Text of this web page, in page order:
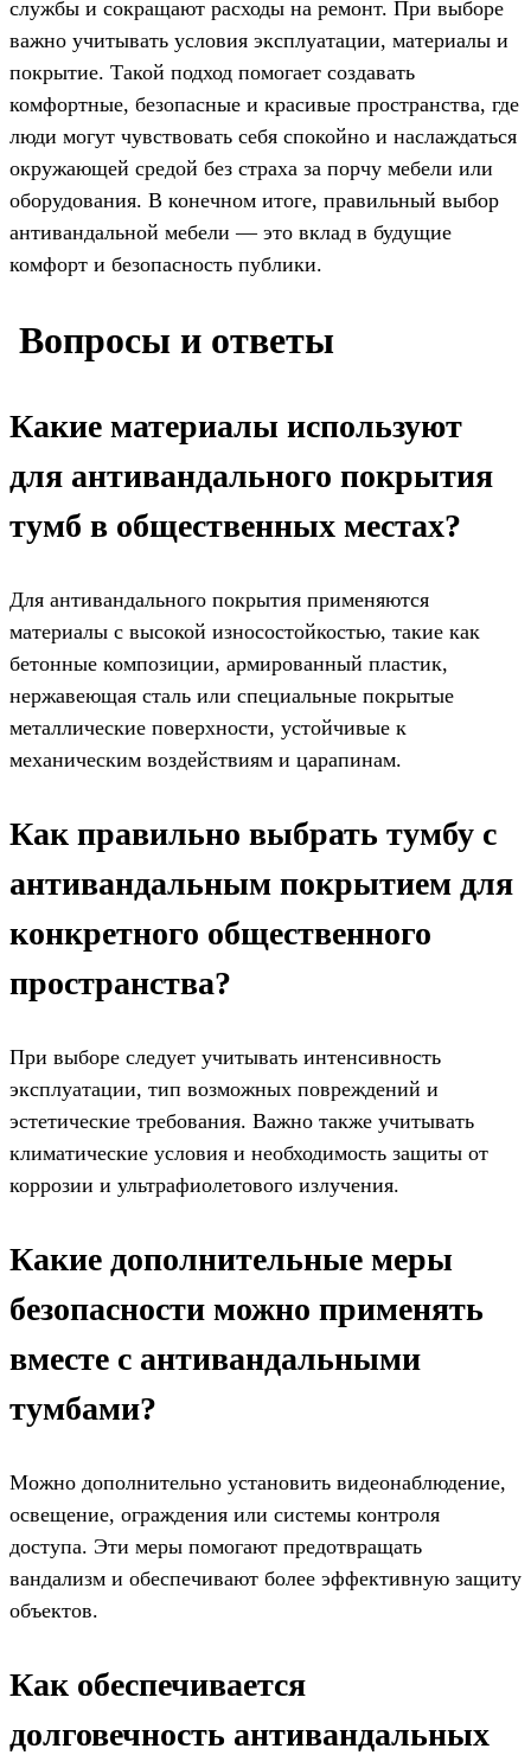
службы и сокращают расходы на ремонт. При выборе
важно учитывать условия эксплуатации, материалы и
покрытие. Такой подход помогает создавать
комфортные, безопасные и красивые пространства, где
люди могут чувствовать себя спокойно и наслаждаться
окружающей средой без страха за порчу мебели или
оборудования. В конечном итоге, правильный выбор
антивандальной мебели — это вклад в будущие
комфорт и безопасность публики.
️ Вопросы и ответы
Какие материалы используют
для антивандального покрытия
тумб в общественных местах?
Для антивандального покрытия применяются
материалы с высокой износостойкостью, такие как
бетонные композиции, армированный пластик,
нержавеющая сталь или специальные покрытые
металлические поверхности, устойчивые к
механическим воздействиям и царапинам.
Как правильно выбрать тумбу с
антивандальным покрытием для
конкретного общественного
пространства?
При выборе следует учитывать интенсивность
эксплуатации, тип возможных повреждений и
эстетические требования. Важно также учитывать
климатические условия и необходимость защиты от
коррозии и ультрафиолетового излучения.
Какие дополнительные меры
безопасности можно применять
вместе с антивандальными
тумбами?
Можно дополнительно установить видеонаблюдение,
освещение, ограждения или системы контроля
доступа. Эти меры помогают предотвращать
вандализм и обеспечивают более эффективную защиту
объектов.
Как обеспечивается
долговечность антивандальных